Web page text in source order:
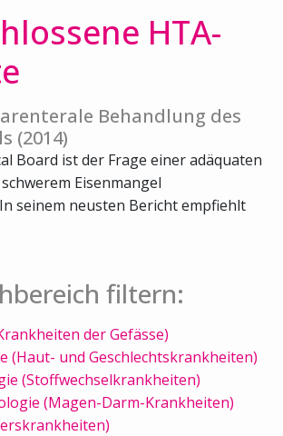
HTA-
Behandlung des
(2014)
Board ist der Frage einer adäquaten
Eisenmangel
seinem neusten Bericht empfiehlt
filtern:
der Gefässe)
(Haut- und Geschlechtskrankheiten)
(Stoffwechselkrankheiten)
(Magen-Darm-Krankheiten)